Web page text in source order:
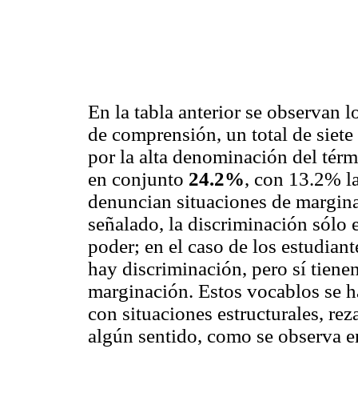
En la tabla anterior se observan
de comprensión, un total de
por la alta denominación del
en conjunto 24.2%, con 13.2%
denuncian situaciones de
señalado, la discriminación sólo
poder; en el caso de los
hay discriminación, pero sí
marginación. Estos vocablos se
con situaciones estructurales,
algún sentido, como se observa